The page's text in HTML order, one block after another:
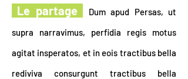
Le partage
Dum apud Persas, ut
supra narravimus, perfidia regis motus
agitat insperatos, et in eois tractibus bella
rediviva consurgunt tractibus bella